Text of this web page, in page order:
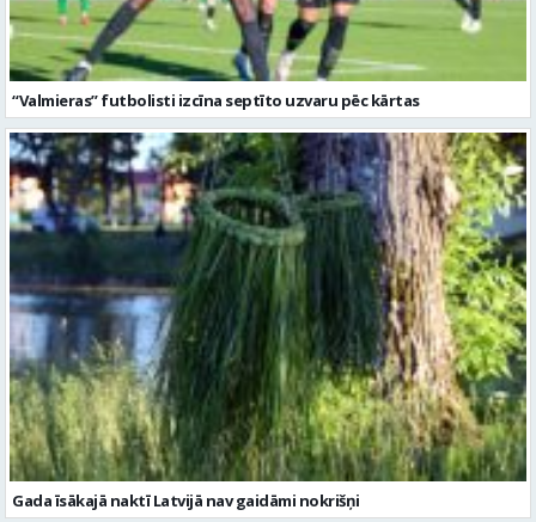
“Valmieras” futbolisti izcīna septīto uzvaru pēc kārtas
Gada īsākajā naktī Latvijā nav gaidāmi nokrišņi